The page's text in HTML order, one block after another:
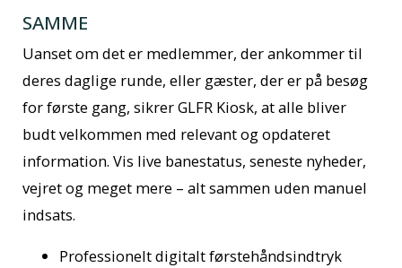
SAMME
Uanset om det er medlemmer, der ankommer til
deres daglige runde, eller gæster, der er på besøg
for første gang, sikrer GLFR Kiosk, at alle bliver
budt velkommen med relevant og opdateret
information. Vis live banestatus, seneste nyheder,
vejret og meget mere – alt sammen uden manuel
indsats.
Professionelt digitalt førstehåndsindtryk